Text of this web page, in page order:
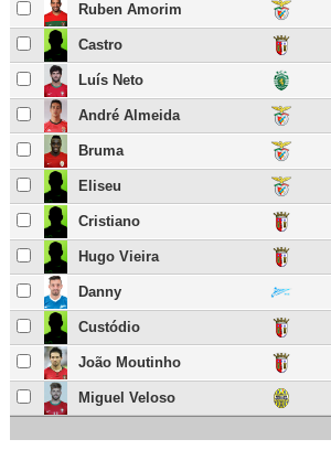
Ruben Amorim
Castro
Luís Neto
André Almeida
Bruma
Eliseu
Cristiano
Hugo Vieira
Danny
Custódio
João Moutinho
Miguel Veloso